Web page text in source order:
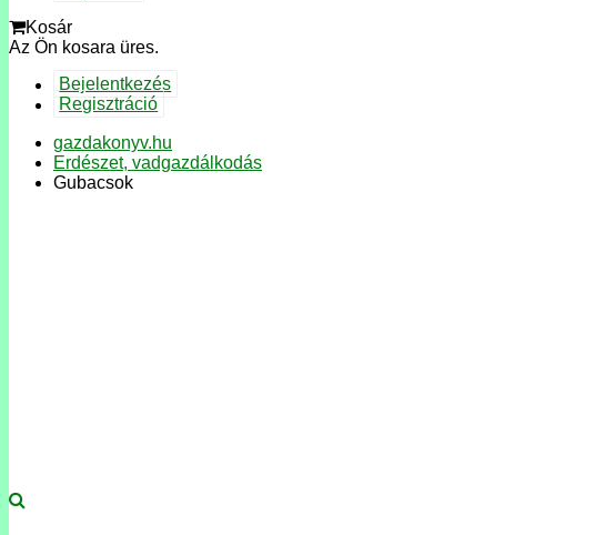
Kosár
Az Ön kosara üres.
Bejelentkezés
Regisztráció
gazdakonyv.hu
Erdészet, vadgazdálkodás
Gubacsok